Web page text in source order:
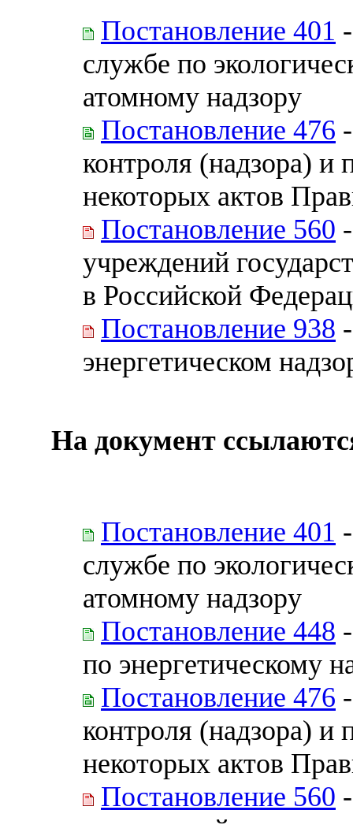
Постановление 401
службе по
атомному надзору
Постановление 476
контроля (надзора) и
некоторых актов
Постановление 560
учреждений
в Российской
Постановление 938
энергетическом
На документ
Постановление 401
службе по
атомному надзору
Постановление 448
по энергетическому
Постановление 476
контроля (надзора) и
некоторых актов
Постановление 560